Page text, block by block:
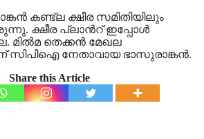
കണ്ട്ല ക്ഷീര സമിതിയിലും
ക്ഷീര പ്ലാൻറ് ഇപ്പോൾ
മിൽമ തെക്കൻ മേഖല
സിപിഐ നേതാവായ ഭാസുരാങ്കൻ.
Share this Article